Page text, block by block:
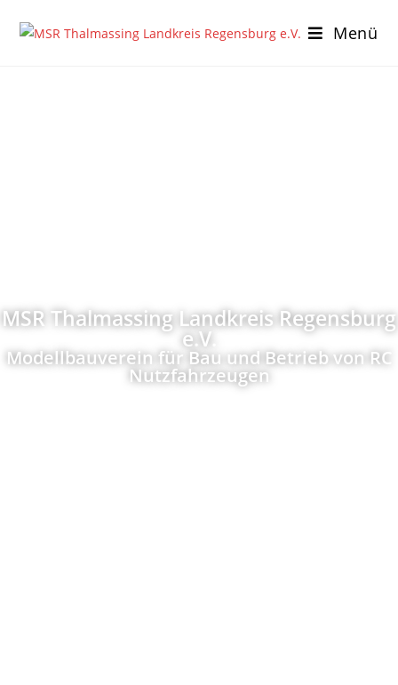
Menü
MSR Thalmassing Landkreis Regensburg
e.V.
Modellbauverein für Bau und Betrieb von RC
Nutzfahrzeugen